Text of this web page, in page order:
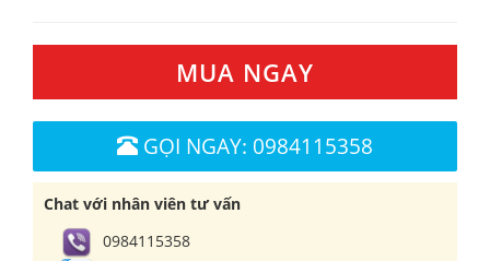
MUA NGAY
GỌI NGAY: 0984115358
Chat với nhân viên tư vấn
0984115358